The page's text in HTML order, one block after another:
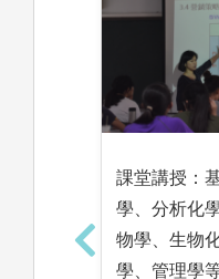
課堂講授：
學、分析化
物學、生物
學、管理學